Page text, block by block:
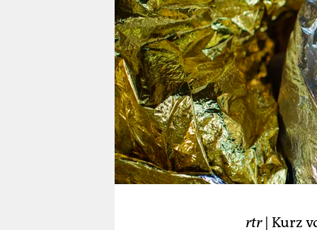
verlag
verlag
veranstaltungen
shop
fragen & hilfe
unterstützen
abo
rtr| Kurz